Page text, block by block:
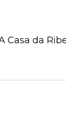
Casa da